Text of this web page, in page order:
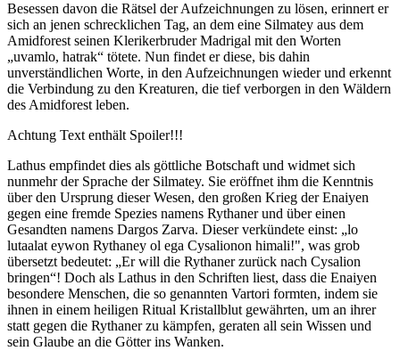
Besessen davon die Rätsel der Aufzeichnungen zu lösen, erinnert er
sich an jenen schrecklichen Tag, an dem eine Silmatey aus dem
Amidforest seinen Klerikerbruder Madrigal mit den Worten
„uvamlo, hatrak“ tötete. Nun findet er diese, bis dahin
unverständlichen Worte, in den Aufzeichnungen wieder und erkennt
die Verbindung zu den Kreaturen, die tief verborgen in den Wäldern
des Amidforest leben.
Achtung Text enthält Spoiler!!!
Lathus empfindet dies als göttliche Botschaft und widmet sich
nunmehr der Sprache der Silmatey. Sie eröffnet ihm die Kenntnis
über den Ursprung dieser Wesen, den großen Krieg der Enaiyen
gegen eine fremde Spezies namens Rythaner und über einen
Gesandten namens Dargos Zarva. Dieser verkündete einst: „lo
lutaalat eywon Rythaney ol ega Cysalionon himali!", was grob
übersetzt bedeutet: „Er will die Rythaner zurück nach Cysalion
bringen“! Doch als Lathus in den Schriften liest, dass die Enaiyen
besondere Menschen, die so genannten Vartori formten, indem sie
ihnen in einem heiligen Ritual Kristallblut gewährten, um an ihrer
statt gegen die Rythaner zu kämpfen, geraten all sein Wissen und
sein Glaube an die Götter ins Wanken.